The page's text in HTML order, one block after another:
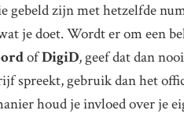
gebeld zijn met hetzelfde
je doet. Wordt er om een
ofDigiD, geef dat dan
spreekt, gebruik dan het
houd je invloed over je